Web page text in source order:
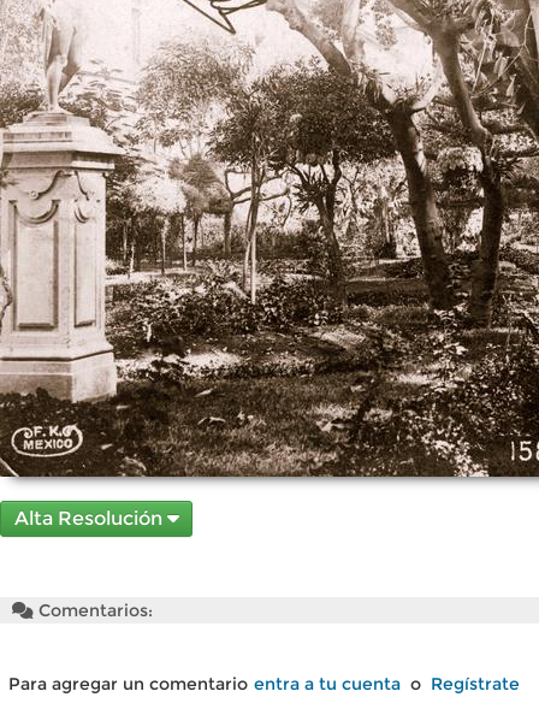
Alta Resolución
Comentarios:
Para agregar un comentario entra a tu cuenta o Regístrate